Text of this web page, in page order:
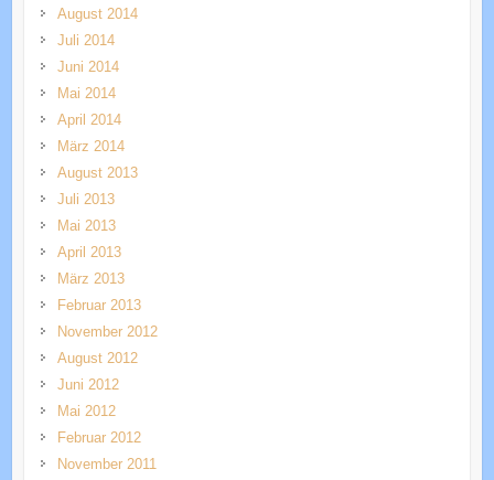
August 2014
Juli 2014
Juni 2014
Mai 2014
April 2014
März 2014
August 2013
Juli 2013
Mai 2013
April 2013
März 2013
Februar 2013
November 2012
August 2012
Juni 2012
Mai 2012
Februar 2012
November 2011